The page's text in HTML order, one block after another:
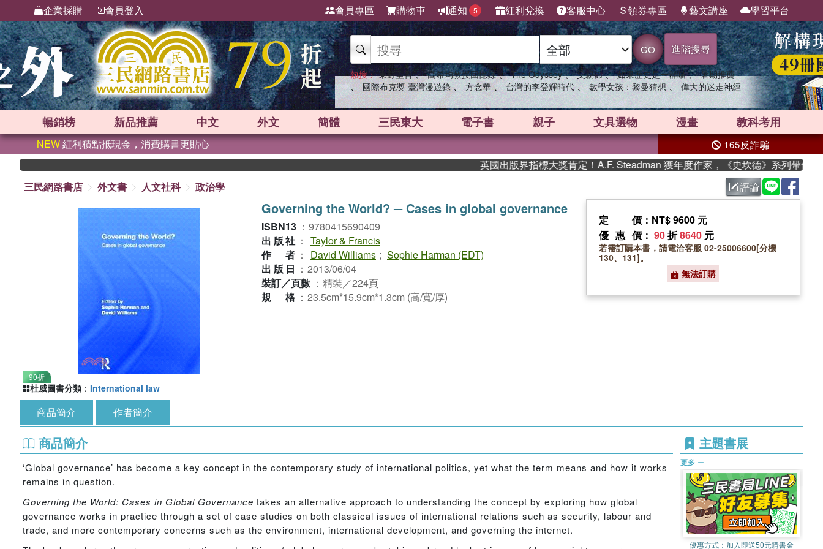
企業採購 會員登入 會員專區 購物車 通知 5 紅利兌換 客服中心 領券專區 藝文講座 學習平台
GO 進階搜尋
熱搜： 東野圭吾 、 高希均教授回憶錄 、 The Odyssey 、 父親節 、 如果歷史是一群喵 、 暑期推薦
、 國際布克獎 臺灣漫遊錄 、 方念華 、 台灣的李登輝時代 、 數學女孩：黎曼猜想 、 偉大的迷走神經
暢銷榜 新品推薦 中文 外文 簡體 三民東大 電子書 親子 文具選物 漫畫 教科考用
NEW紅利積點抵現金，消費購書更貼心 165反詐騙
英國出版界指標大獎肯定！A.F. Steadman 獲年度作家，《史坎德》系列帶你踏上熱
三民網路書店
外文書 人文社科 政治學 評論
90折
Governing the World? ─ Cases in global governance
ISBN13 ： 9780415690409
出版社 ： Taylor & Francis
作者 ： David Williams ; Sophie Harman (EDT)
出版日 ： 2013/06/04
裝訂／頁數 ： 精裝／224頁
規格 ： 23.5cm*15.9cm*1.3cm (高/寬/厚)
定價 ：NT$ 9600 元
優惠價 ： 90折8640 元
若需訂購本書，請電洽客服 02-25006600[分機
130、131]。
無法訂購
杜威圖書分類 ： International law
商品簡介 作者簡介
商品簡介
‘Global governance’ has become a key concept in the contemporary study of international politics, yet what the term means and how it works
remains in question.
Governing the World: Cases in Global Governance takes an alternative approach to understanding the concept by exploring how global
governance works in practice through a set of case studies on both classical issues of international relations such as security, labour and
trade, and more contemporary concerns such as the environment, international development, and governing the internet.
主題書展
更多
優惠方式： 加入即送50元購書金